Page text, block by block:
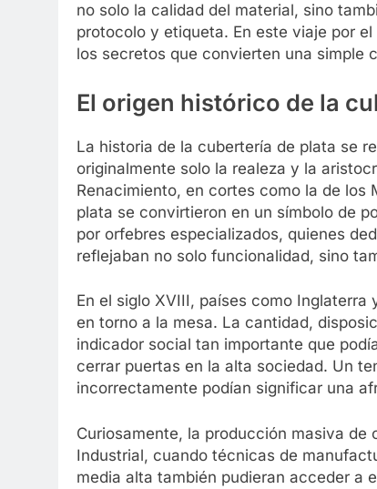
no solo la calidad del material, sino
protocolo y etiqueta. En este viaje por
los secretos que convierten una simple
El origen histórico de la
La historia de la cubertería de plata se
originalmente solo la realeza y la
Renacimiento, en cortes como la de los
plata se convirtieron en un símbolo de
por orfebres especializados, quienes
reflejaban no solo funcionalidad, sino
En el siglo XVIII, países como
en torno a la mesa. La cantidad,
indicador social tan importante que
cerrar puertas en la alta sociedad. Un
incorrectamente podían significar una
Curiosamente, la producción masiva
Industrial, cuando técnicas de
media alta también pudieran acceder a